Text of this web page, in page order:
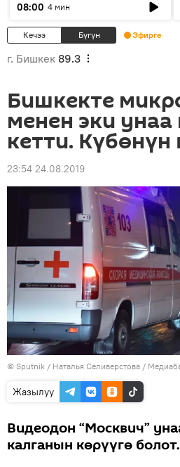
08:00 4 мин
Кечээ Бүгүн Эфирге
г. Бишкек 89.3
Бишкекте
менен эки
кетти. Күбөнүн
23:54 24.08.2019
© Sputnik / Наталья Селиверстова /
Жазылуу
Видеодон “Москвич”
калганын көрүүгө болот.